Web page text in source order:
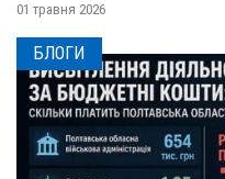
01 травня 2026
БЛОГИ